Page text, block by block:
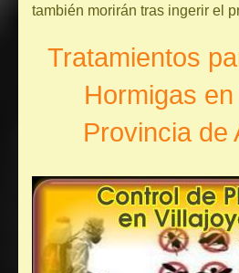
también morirán tras ingerir el
Tratamientos
Hormigas
Provincia de